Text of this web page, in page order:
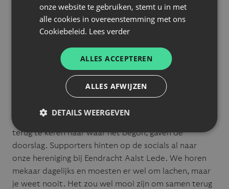
veel publiek, maar ik krijg er net een extra boost van.
Die duels hadden automatisch meer beleving en
intensiteit, en dan moet je direct in de wedstrijd
we zullen hun steun nodig hebben. Ik weet uiteraard
hoe het Eendracht-publiek reageert bij goede of
slechte prestaties, maar ik kan daar wel mee om.
Omdat het een reeks lager was heb ik over het
aanbod goed moeten nadenken. Ik besprak het ook
terug te keren naar waar het begon, gaven de
doorslag. Supporters hinten op de socials al naar
onze hereniging bij Eendracht Aalst Lede. We horen
mekaar dagelijks en moesten er wel om lachen, maar
je weet nooit. Het zou wel mooi zijn om samen terug
onze website te gebruiken, stemt u in met
alle cookies in overeenstemming met ons
Cookiebeleid. Lees verder
ALLES ACCEPTEREN
ALLES AFWIJZEN
DETAILS WEERGEVEN